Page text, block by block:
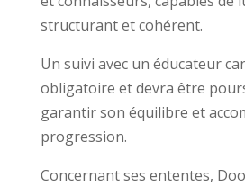
structurant et cohérent.
Un suivi avec un éducateur
obligatoire et devra être
garantir son équilibre et
progression.
Concernant ses ententes,